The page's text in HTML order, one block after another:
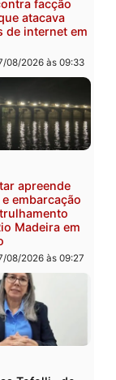
apreende
de drogas e
em RO
07/08/2026 às
deflagra
contra facção
que atacava
de internet
07/08/2026 às